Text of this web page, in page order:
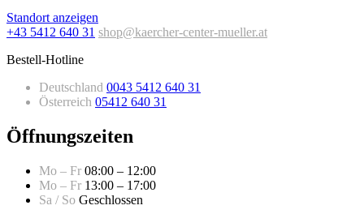
Standort anzeigen
+43 5412 640 31 shop@kaercher-center-mueller.at
Bestell-Hotline
Deutschland 0043 5412 640 31
Österreich 05412 640 31
Öffnungszeiten
Mo – Fr 08:00 – 12:00
Mo – Fr 13:00 – 17:00
Sa / So Geschlossen